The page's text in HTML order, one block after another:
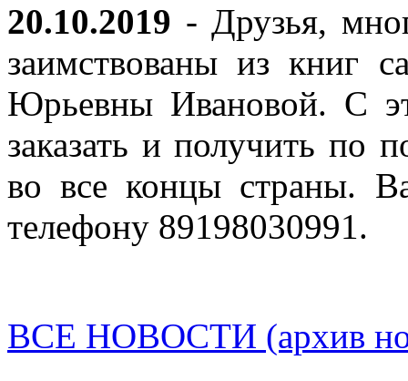
20.10.2019 - Друзья,
заимствованы из книг
Юрьевны Ивановой. С
заказать и получить по
во все концы страны.
телефону 89198030991.
ВСЕ НОВОСТИ (архив